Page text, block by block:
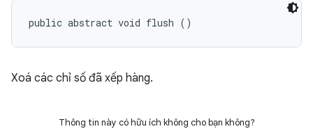
public abstract void flush ()
Xoá các chỉ số đã xếp hàng.
Thông tin này có hữu ích không cho bạn không?